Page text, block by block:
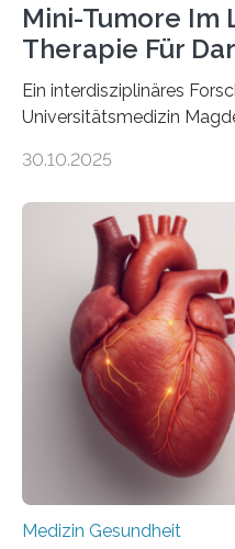
Mini-Tumore Im
Therapie Für
Ein interdisziplinäres
Universitätsmedizin
behandelt werden kann. In
Oncology, zeigen die
aus Gewebe von
sogenannte Organoide –
vorab zu prüfen, welche
wirken. Dabei wurde ein
als Biomarker für die
dienen könnte.
häufigsten Krebsarten und
30.10.2025
Medizin Gesundheit